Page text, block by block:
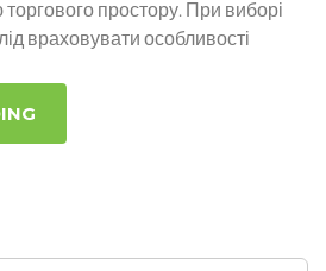
простору. При виборі
враховувати особливості